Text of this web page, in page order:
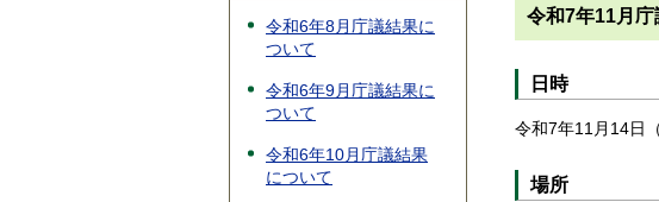
令和6年8月庁議結果に
ついて
令和6年9月庁議結果に
ついて
令和6年10月庁議結果
について
令和7年11月
日時
令和7年11月14日
場所